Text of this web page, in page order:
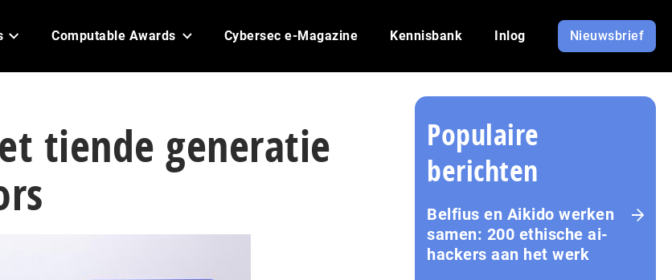
Computable Awards Cybersec e-Magazine Kennisbank Inlog Nieuwsbrief
tiende generatie
Populaire
berichten
Belfius en Aikido werken
samen: 200 ethische ai-
hackers aan het werk